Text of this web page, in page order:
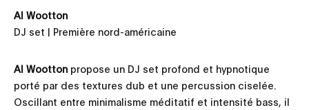
Al Wootton
DJ set | Première nord-américaine
Al Wootton propose un DJ set profond et hypnotique
porté par des textures dub et une percussion ciselée.
Oscillant entre minimalisme méditatif et intensité bass, il